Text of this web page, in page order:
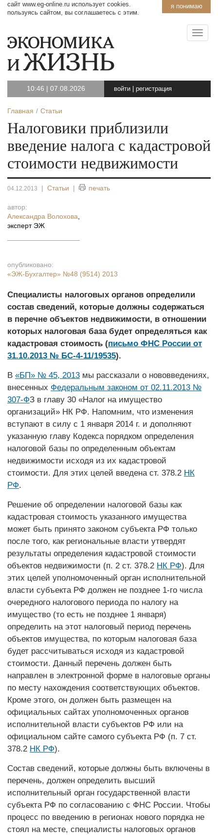
я понимаю
сайт www.eg-online.ru использует cookies.
пользуясь сайтом, вы соглашаетесь с этим.
10:46 | 07.08.2026 войти регистрация
Главная Статьи
Налоговики приблизили
введение налога с кадастровой
стоимости недвижимости
04.12.2013 | Статьи | печать
автор:
Александра Волохова
эксперт ЭЖ
опубликовано:
«ЭЖ-Бухгалтер» №48 (9514) 2013
Специалисты налоговых органов определили
состав сведений, которые должны содержаться
в перечне объектов недвижимости, в отношении
которых налоговая база будет определяться как
кадастровая стоимость (письмо ФНС России от
31.10.2013 № БС-4-11/19535).
В «БП» № 45, 2013 мы рассказали о нововведениях,
внесенных Федеральным законом от 02.11.2013 №
307-ФЗ в главу 30 «Налог на имущество
организаций» НК РФ. Напомним, что изменения
вступают в силу с 1 января 2014 г. и дополняют
указанную главу Кодекса порядком определения
налоговой базы по определенным объектам
недвижимости исходя из их кадастровой
стоимости. Для этих целей введена ст. 378.2 НК
РФ.
Решение об определении налоговой базы как
кадастровая стоимость указанного имущества
может быть принято законом субъекта РФ только
после того, как региональные власти утвердят
результаты определения кадастровой стоимости
объектов недвижимости (п. 2 ст. 378.2 НК РФ). Для
этих целей уполномоченный орган исполнительной
власти субъекта РФ должен не позднее 1-го числа
очередного налогового периода по налогу на
имущество (то есть не позднее 1 января)
определить на этот налоговый период перечень
объектов имущества, по которым налоговая база
будет рассчитываться исходя из кадастровой
стоимости. Данный перечень должен быть
направлен в электронной форме в налоговые органы
по месту нахождения соответствующих объектов.
Кроме этого, он должен быть размещен на
официальных сайтах уполномоченных органов
исполнительной власти субъектов РФ или на
официальном сайте самого субъекта РФ (п. 7 ст.
378.2 НК РФ).
Состав сведений, которые должны быть включены в
перечень, должен определить высший
исполнительный орган государственной власти
субъекта РФ по согласованию с ФНС России. Чтобы
процесс по введению в регионах нового порядка не
стоял на месте, специалисты налоговых органов